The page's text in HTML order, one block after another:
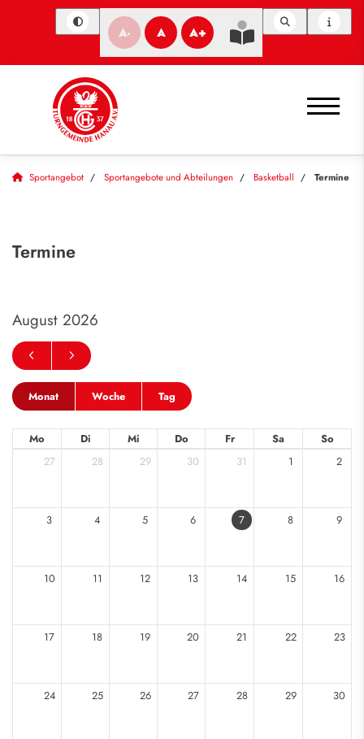
A- A A+
Sportangebot Sportangebote und Abteilungen Basketball Termine
Termine
August 2026
Monat Woche Tag
Mo Di Mi Do Fr Sa
So
27
28 29 30 31 1 2
3 4 5 6 7 8 9
10 11 12 13 14 15 16
17 18 19 20 21 22 23
24 25 26 27 28 29 30